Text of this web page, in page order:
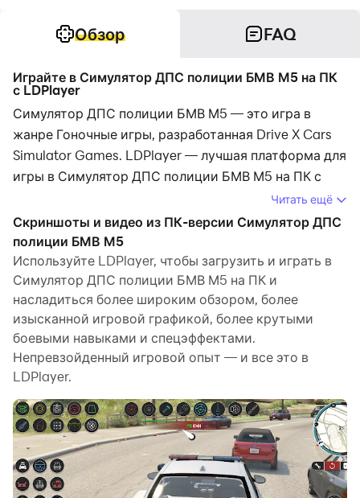
Обзор FAQ
Играйте в Симулятор ДПС полиции БМВ М5 на ПК
с LDPlayer
Симулятор ДПС полиции БМВ М5 — это игра в
жанре Гоночные игры, разработанная Drive X Cars
Simulator Games. LDPlayer — лучшая платформа для
игры в Симулятор ДПС полиции БМВ М5 на ПК с
Windows. Она предоставляет мощные функции,
которые помогут вам полностью погрузиться в
Симулятор ДПС полиции БМВ М5.
Когда вы играете в Симулятор ДПС полиции БМВ
М5 на своем компьютере и хотите использовать
собственный геймпад для управления игрой,
обнаружение геймпада, автоматически
активируемое LDPlayer, поможет вам настроить
управление в несколько простых кликов и
насладиться более захватывающим опытом.
гоночные сцены и испытания.
Благодаря высокой частоте кадров разнообразный
дизайн трасс, богатая местность и изменения
окружающей среды станут более реалистичными и
Читать ещё
Скриншоты и видео из ПК-версии Симулятор ДПС
полиции БМВ М5
Используйте LDPlayer, чтобы загрузить и играть в
Симулятор ДПС полиции БМВ М5 на ПК и
насладиться более широким обзором, более
изысканной игровой графикой, более крутыми
боевыми навыками и спецэффектами.
Непревзойденный игровой опыт — и все это в
LDPlayer.